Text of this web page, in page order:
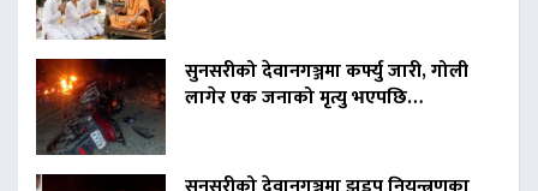
सुनसरीको देवानगञ्जमा कर्फ्यु जारी, गोली
लागेर एक जनाको मृत्यु भएपछि…